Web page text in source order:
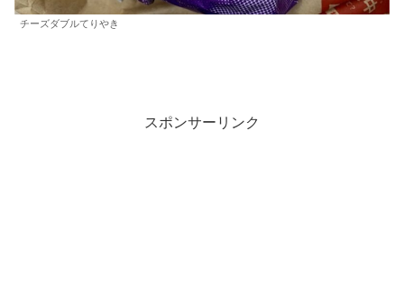
チーズダブルてりやき
スポンサーリンク